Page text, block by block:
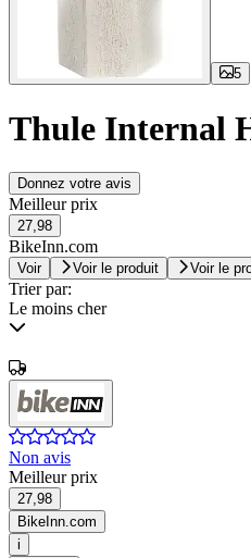
5
Thule Internal
Donnez votre avis
Meilleur prix
27,98
BikeInn.com
Voir Voir le produit Voir le
Trier par:
Le moins cher
Non avis
Meilleur prix
27,98
BikeInn.com
i